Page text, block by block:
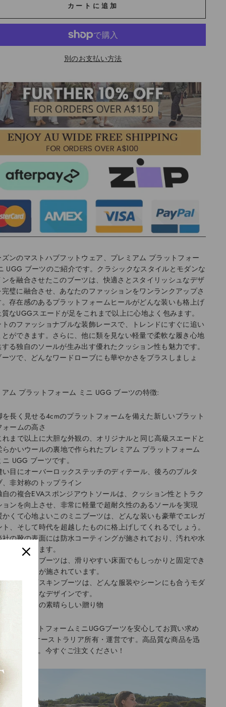
カートに追加
別のお支払い方法
ンのマストハブフットウェア、プレミアム プラットフォー
UGG ブーツのご紹介です。クラシックなスタイルとモダンな
を融合させたこのブーツは、快適さとスタイリッシュなデザ
璧に融合させ、あなたのファッションをワンランクアップさ
存在感のあるプラットフォームヒールがどんな装いも格上げ
なUGGスエードが足をこれまで以上に心地よく包みます。
のファッショナブルな装飾レースで、トレンドにすぐに追い
ができます。さらに、他に類を見ない軽量で柔軟な履き心地
る独自のソールが生み出す優れたクッション性も魅力です。
ツで、どんなワードローブにも華やかさをプラスしましょ
ム プラットフォーム ミニ UGG ブーツの特徴:
を長く見せる4cmのプラットフォームを備えた新しいプラット
ォームの高さ
れまで以上に大胆な外観の、オリジナルと同じ高級スエードと
らかいウールの裏地で作られたプレミアム プラットフォーム
ニ UGG ブーツです。
い目にオーバーロックステッチのディテール、後ろのプルタ
、非対称のトップライン
自の複合EVAスポンジアウトソールは、クッション性とトラク
ョンを向上させ、非常に軽量で超耐久性のあるソールを実現
かくて心地よいこのミニブーツは、どんな装いも豪華でエレガ
ト、そして時代を超越したものに格上げしてくれるでしょう。
社の靴の表面には防水コーティングが施されており、汚れや水
浸入を防ぎます。
社のスノーブーツは、滑りやすい床面でもしっかりと固定でき
強力な彫刻が施されています。
社のシープスキンブーツは、どんな服装やシーンにも合うモダ
でシンプルなデザインです。
人や家族への素晴らしい贈り物
ムプラットフォームミニUGGブーツを安心してお買い求め
。100%オーストラリア所有・運営です。高品質な商品を迅
けします。今すぐご注文ください！